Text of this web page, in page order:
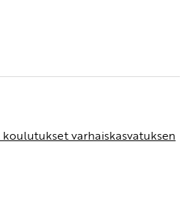
varhaiskasvatuksen
työskentelevämme